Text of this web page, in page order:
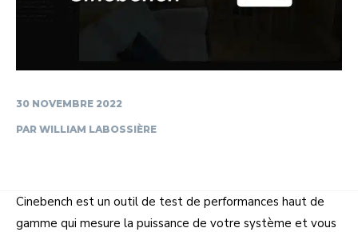
30 NOVEMBRE 2022
PAR WILLIAM LABOSSIÈRE
Cinebench est un outil de test de performances haut de
gamme qui mesure la puissance de votre système et vous